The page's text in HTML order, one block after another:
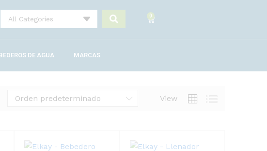
0
DE AGUA MARCAS
View
Orden predeterminado